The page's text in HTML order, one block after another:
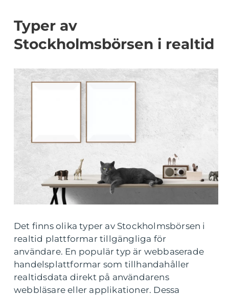
Typer av
Stockholmsbörsen i realtid
Det finns olika typer av Stockholmsbörsen i
realtid plattformar tillgängliga för
användare. En populär typ är webbaserade
handelsplattformar som tillhandahåller
realtidsdata direkt på användarens
webbläsare eller applikationer. Dessa